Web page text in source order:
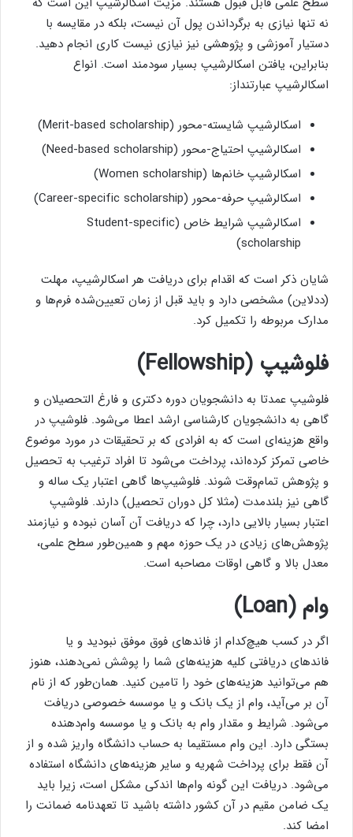
نه تنها نیازی به برگرداندن پول آن نیست، بلکه در مقایسه با
دستیار آموزشی و پژوهشی نیز نیازی نیست کاری انجام دهید.
بنابراین، یافتن اسکالرشیپ بسیار سودمند است. انواع
اسکالرشیپ عبارتنداز:
اسکالرشیپ شایسته-محور (Merit-based scholarship)
اسکالرشیپ احتیاج-محور (Need-based scholarship)
اسکالرشیپ خانم‌ها (Women scholarship)
اسکالرشیپ حرفه-محور (Career-specific scholarship)
اسکالرشیپ شرایط خاص (Student-specific
scholarship)
شایان ذکر است که اقدام برای دریافت هر اسکالرشیپ، مهلت
(ددلاین) مشخصی دارد و باید قبل از زمان تعیین‌شده فرم‌ها و
مدارک مربوطه را تکمیل کرد.
فلوشیپ (Fellowship
)
فلوشیپ عمدتا به دانشجویان دوره دکتری و فارغ التحصیلان و
گاهی به دانشجویان کارشناسی ارشد اعطا می‌شود. فلوشیپ در
واقع هزینه‌ای است که به افرادی که بر تحقیقات در مورد موضوع
خاصی تمرکز کرده‌اند، پرداخت می‌شود تا افراد ترغیب به تحصیل
و پژوهش تمام‌وقت شوند. فلوشیپ‌ها گاهی اعتبار یک ساله و
گاهی نیز بلندمدت (مثلا کل دوران تحصیل) دارند. فلوشیپ
اعتبار بسیار بالایی دارد، چرا که دریافت آن آسان نبوده و نیازمند
پژوهش‌های زیادی در یک حوزه مهم و همین‌طور سطح علمی،
معدل بالا و گاهی اوقات مصاحبه است.
وام (Loan
)
اگر در کسب هیچ‌کدام از فاندهای فوق موفق نبودید و یا
فاندهای دریافتی کلیه هزینه‌های شما را پوشش نمی‌دهند، هنوز
هم می‌توانید هزینه‌های خود را تامین کنید. همان‌طور که از نام
آن بر می‌آید، وام از یک بانک و یا موسسه خصوصی دریافت
می‌شود. شرایط و مقدار وام به بانک و یا موسسه وام‌دهنده
بستگی دارد. این وام مستقیما به حساب دانشگاه واریز شده و از
آن فقط برای پرداخت شهریه و سایر هزینه‌های دانشگاه استفاده
می‌شود. دریافت این گونه وام‌ها اندکی مشکل است، زیرا باید
یک ضامن مقیم در آن کشور داشته باشید تا تعهدنامه ضمانت را
امضا کند.